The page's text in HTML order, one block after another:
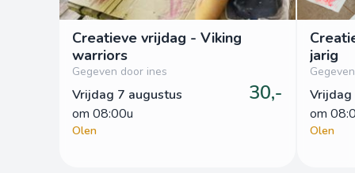
Creatieve vrijdag - Viking
warriors
Gegeven door ines
Vrijdag 7 augustus
om 08:00u
30,-
Olen
jarig
om
Olen